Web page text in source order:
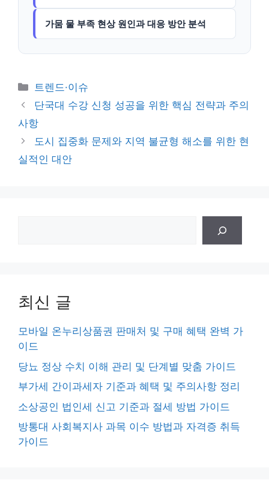
가뭄 물 부족 현상 원인과 대응 방안 분석
카
테
리
트렌드·이슈
단국대 수강 신청 성공을 위한 핵심 전략과 주의
사항
도시 집중화 문제와 지역 불균형 해소를 위한 현
실적인 대안
최신 글
모바일 온누리상품권 판매처 및 구매 혜택 완벽 가
이드
당뇨 정상 수치 이해 관리 및 단계별 맞춤 가이드
부가세 간이과세자 기준과 혜택 및 주의사항 정리
소상공인 법인세 신고 기준과 절세 방법 가이드
방통대 사회복지사 과목 이수 방법과 자격증 취득
가이드